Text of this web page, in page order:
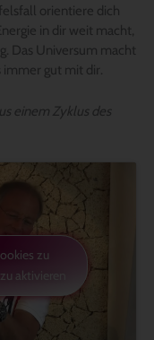
orientiere dich
in dir weit macht,
Das Universum macht
immer gut mit dir.
einem Zyklus des
zu
aktivieren